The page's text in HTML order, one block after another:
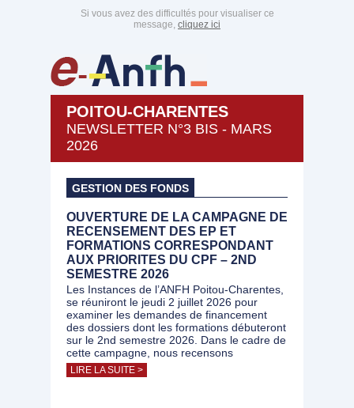
Si vous avez des difficultés pour visualiser ce
message, cliquez ici
POITOU-CHARENTES
NEWSLETTER N°3 BIS - MARS
2026
GESTION DES FONDS
OUVERTURE DE LA CAMPAGNE DE
RECENSEMENT DES EP ET
FORMATIONS CORRESPONDANT
AUX PRIORITES DU CPF – 2ND
SEMESTRE 2026
Les Instances de l’ANFH Poitou-Charentes,
se réuniront le jeudi 2 juillet 2026 pour
examiner les demandes de financement
des dossiers dont les formations débuteront
sur le 2nd semestre 2026. Dans le cadre de
cette campagne, nous recensons
LIRE LA SUITE >